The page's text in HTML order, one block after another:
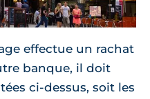
effectue un rachat
banque, il doit
ci-dessus, soit les